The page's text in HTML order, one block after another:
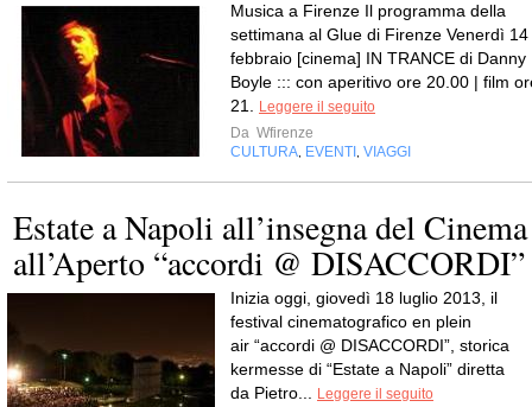
Musica a Firenze Il programma della
settimana al Glue di Firenze Venerdì 14
febbraio [cinema] IN TRANCE di Danny
Boyle ::: con aperitivo ore 20.00 | film
21.
Leggere il seguito
Da Wfirenze
CULTURA EVENTI VIAGGI
Estate a Napoli all’insegna del Cinema
all’Aperto “accordi @ DISACCORDI”
Inizia oggi, giovedì 18 luglio 2013, il
festival cinematografico en plein
air “accordi @ DISACCORDI”, storica
kermesse di “Estate a Napoli” diretta
da Pietro...
Leggere il seguito